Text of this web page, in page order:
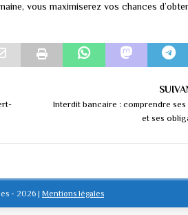
vous maximiserez vos chances
Interdit bancaire : comprendre
et ses
- 2026 | Mentions légales